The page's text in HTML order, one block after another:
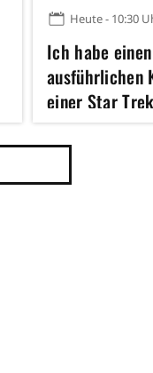
Heute - 10:30
Ich habe
ausführlichen
einer Star
Sekunden zu